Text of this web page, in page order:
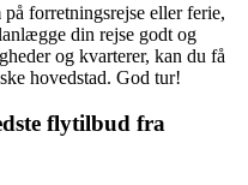
forretningsrejse eller ferie,
din rejse godt og
og kvarterer, kan du få
hovedstad. God tur!
flytilbud fra